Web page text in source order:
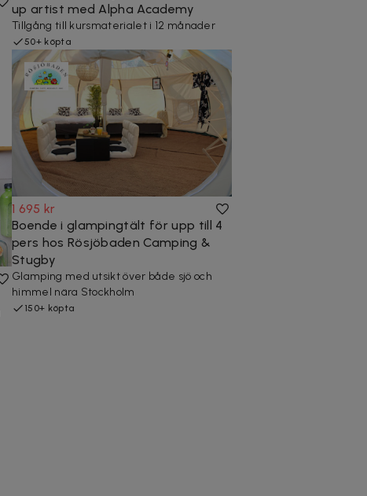
up artist med Alpha Academy
Tillgång till kursmaterialet i 12 månader
50+ köpta
1 695 kr
Boende i glampingtält för upp till 4
pers hos Rösjöbaden Camping &
Stugby
Glamping med utsikt över både sjö och
himmel nära Stockholm
150+ köpta